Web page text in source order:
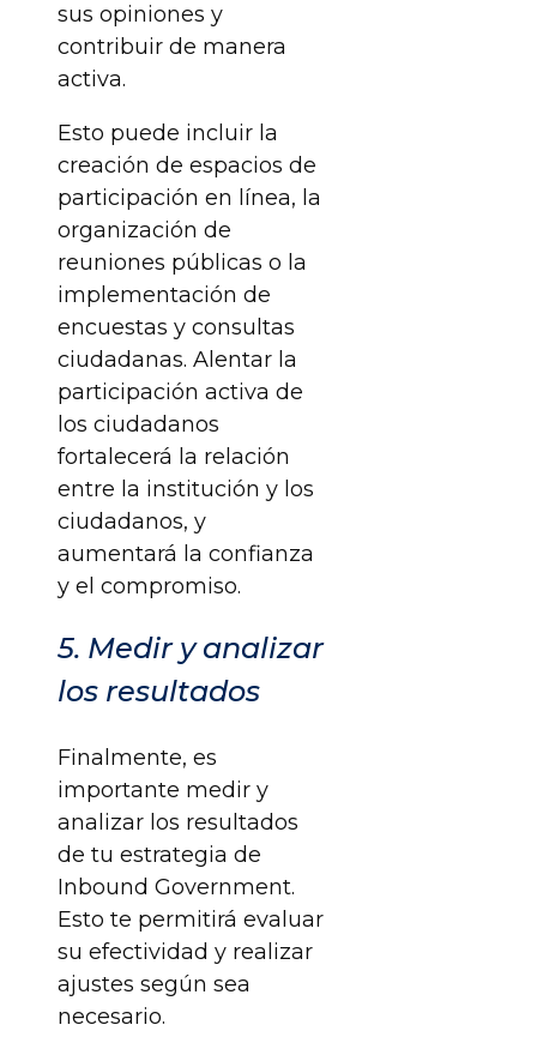
sus opiniones y
contribuir de manera
activa.
Esto puede incluir la
creación de espacios de
participación en línea, la
organización de
reuniones públicas o la
implementación de
encuestas y consultas
ciudadanas. Alentar la
participación activa de
los ciudadanos
fortalecerá la relación
entre la institución y los
ciudadanos, y
aumentará la confianza
y el compromiso.
5. Medir y analizar
los resultados
Finalmente, es
importante medir y
analizar los resultados
de tu estrategia de
Inbound Government.
Esto te permitirá evaluar
su efectividad y realizar
ajustes según sea
necesario.